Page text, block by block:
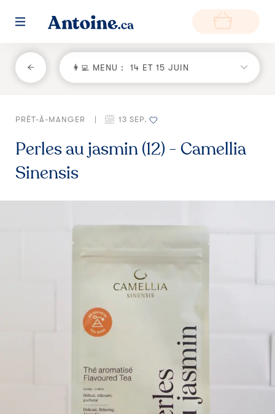
RETOUR
Fonctionnement
Environnement
Producteurs
Zone de livraison
👩‍💻 MENU : 14 ET 15 JUIN
PRÊT-À-MANGER 13 SEP.
Perles au jasmin (12) - Camellia
Sinensis